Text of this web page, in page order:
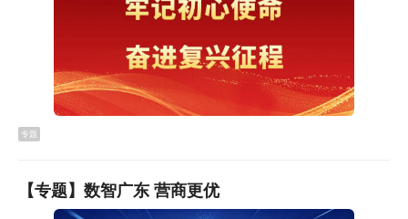
央一号文件”精神，持续深化“委员助力‘百千万工程’行动”履
共迎新春时的重要讲话精神，支持各党派团体和无党派人
士在政协履职尽责。要认真学习领会全省高质量发展大会
和全市“投资强基 实干兴莞”“资本赋能 服务强企”动员部署
大会精神，围绕投资强基和资本赋能积极协商建言，引导
助力东莞高质量发展。
专题
【专题】数智广东 营商更优